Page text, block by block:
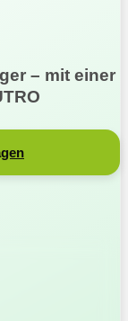
– mit einer